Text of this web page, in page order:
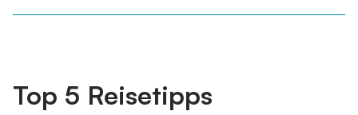
Top 5 Reisetipps